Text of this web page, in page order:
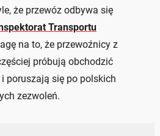
że przewóz odbywa się
Transportu
na to, że przewoźnicy z
próbują obchodzić
poruszają się po polskich
zezwoleń.